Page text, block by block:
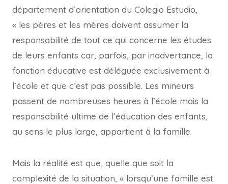
département d’orientation du Colegio Estudio,
« les pères et les mères doivent assumer la
responsabilité de tout ce qui concerne les études
de leurs enfants car, parfois, par inadvertance, la
fonction éducative est déléguée exclusivement à
l’école et que c’est pas possible. Les mineurs
passent de nombreuses heures à l’école mais la
responsabilité ultime de l’éducation des enfants,
au sens le plus large, appartient à la famille.
Mais la réalité est que, quelle que soit la
complexité de la situation, « lorsqu’une famille est